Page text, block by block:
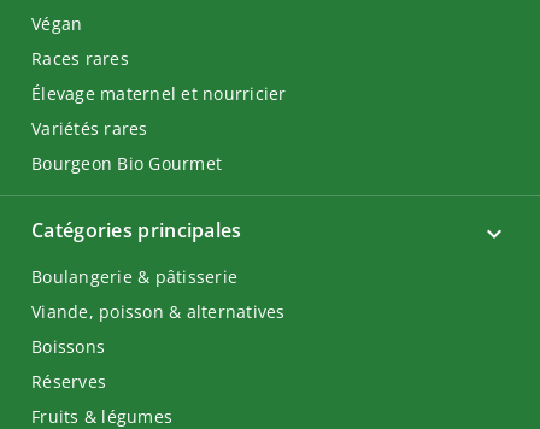
Catégories principales
Boulangerie & pâtisserie
Viande, poisson & alternatives
Boissons
Réserves
Fruits & légumes
Végan
Races rares
Élevage maternel et nourricier
Variétés rares
Bourgeon Bio Gourmet